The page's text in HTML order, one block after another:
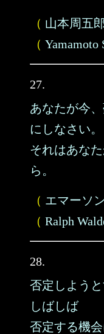
（ 山本周五
（ Yamamoto
27.
あなたが今
にしなさい。
それはあな
ら。
（ エマーソ
（ Ralph
28.
否定しよう
しばしば
否定する機会